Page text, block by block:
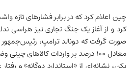
چیناعلام کرد که در برابر فشارهای
کرد و از آغاز یک جنگ تجاری نیز هراسی
صورت گرفت که دونالد ترامپ،
معادل ۱۰۰ درصد بر واردات کالاهای